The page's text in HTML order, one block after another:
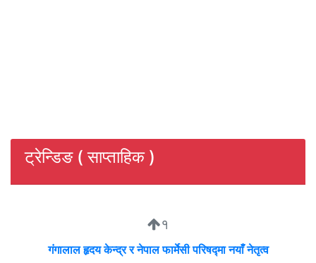
ट्रेन्डिङ ( साप्ताहिक )
१
गंगालाल हृदय केन्द्र र नेपाल फार्मेसी परिषद्मा नयाँ नेतृत्व